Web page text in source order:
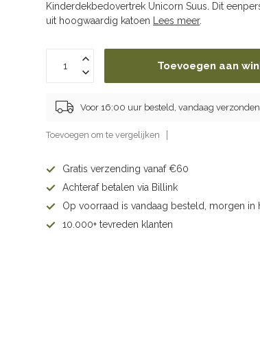
Kinderdekbedovertrek Unicorn Suus. Dit
uit hoogwaardig katoen
Lees meer.
Toevoegen aan
Voor 16:00 uur besteld, vandaag
Toevoegen om te vergelijken
Gratis verzending vanaf €60
Achteraf betalen via Billink
Op voorraad is vandaag besteld, morgen in
10.000+ tevreden klanten